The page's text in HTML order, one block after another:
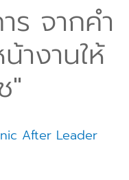
จากคำ
างานให้
"
After Leader